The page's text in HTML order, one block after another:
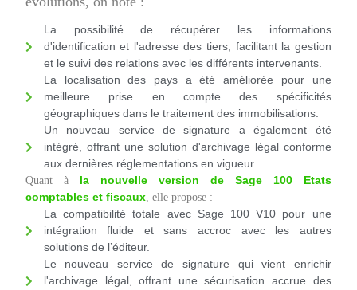
La possibilité de récupérer les informations
d'identification et l'adresse des tiers, facilitant la gestion
et le suivi des relations avec les différents intervenants.
La localisation des pays a été améliorée pour une
meilleure prise en compte des spécificités
géographiques dans le traitement des immobilisations.
Un nouveau service de signature a également été
intégré, offrant une solution d'archivage légal conforme
aux dernières réglementations en vigueur.
Quant à la nouvelle version de Sage 100 Etats
comptables et fiscaux, elle propose :
La compatibilité totale avec Sage 100 V10 pour une
intégration fluide et sans accroc avec les autres
solutions de l’éditeur.
Le nouveau service de signature qui vient enrichir
l'archivage légal, offrant une sécurisation accrue des